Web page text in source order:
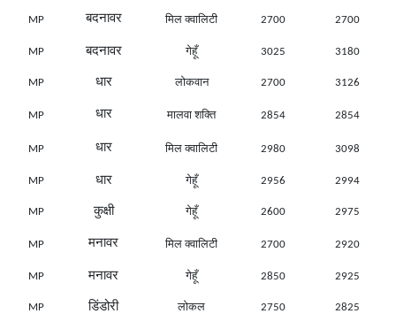
MP बदनावर मिल क्वालिटी 2700 2700
MP बदनावर गेहूँ 3025 3180
MP धार लोकवान 2700 3126
MP धार मालवा शक्ति 2854 2854
MP धार मिल क्वालिटी 2980 3098
MP धार गेहूँ 2956 2994
MP कुक्षी गेहूँ 2600 2975
MP मनावर मिल क्वालिटी 2700 2920
MP मनावर गेहूँ 2850 2925
MP डिंडोरी लोकल 2750 2825